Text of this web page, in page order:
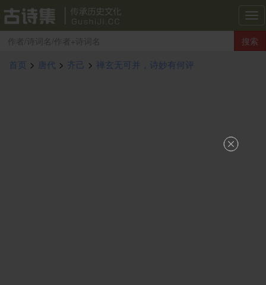
古
诗
集
搜索
首页 > 唐代 > 齐己 > 禅玄无可并，诗妙有何评